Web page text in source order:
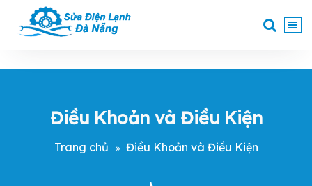
content
Điều Khoản và Điều Kiện
Trang chủ Điều Khoản và Điều Kiện